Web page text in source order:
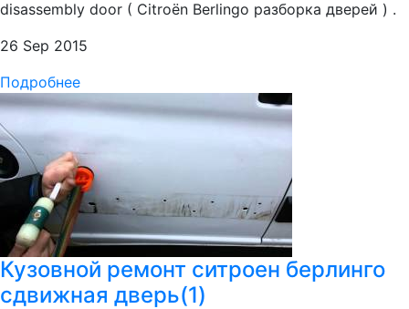
disassembly door ( Citroën Berlingo разборка дверей ) .
26 Sep 2015
Подробнее
Кузовной ремонт ситроен берлинго
сдвижная дверь(1)